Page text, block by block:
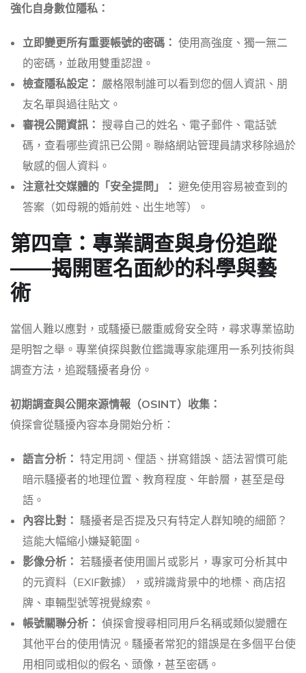
強化自身數位隱私：
立即變更所有重要帳號的密碼： 使用高強度、獨一無二
的密碼，並啟用雙重認證。
檢查隱私設定： 嚴格限制誰可以看到您的個人資訊、朋
友名單與過往貼文。
審視公開資訊： 搜尋自己的姓名、電子郵件、電話號
碼，查看哪些資訊已公開。聯絡網站管理員請求移除過於
敏感的個人資料。
注意社交媒體的「安全提問」： 避免使用容易被查到的
答案（如母親的婚前姓、出生地等）。
第四章：專業調查與身份追蹤
——揭開匿名面紗的科學與藝
術
當個人難以應對，或騷擾已嚴重威脅安全時，尋求專業協助
是明智之舉。專業偵探與數位鑑識專家能運用一系列技術與
調查方法，追蹤騷擾者身份。
初期調查與公開來源情報（OSINT）收集：
偵探會從騷擾內容本身開始分析：
語言分析： 特定用詞、俚語、拼寫錯誤、語法習慣可能
暗示騷擾者的地理位置、教育程度、年齡層，甚至是母
語。
內容比對： 騷擾者是否提及只有特定人群知曉的細節？
這能大幅縮小嫌疑範圍。
影像分析： 若騷擾者使用圖片或影片，專家可分析其中
的元資料（EXIF數據），或辨識背景中的地標、商店招
牌、車輛型號等視覺線索。
帳號關聯分析： 偵探會搜尋相同用戶名稱或類似變體在
其他平台的使用情況。騷擾者常犯的錯誤是在多個平台使
用相同或相似的假名、頭像，甚至密碼。